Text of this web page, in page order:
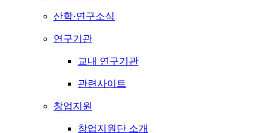
산학·연구소식
연구기관
교내 연구기관
관련사이트
창업지원
창업지원단 소개